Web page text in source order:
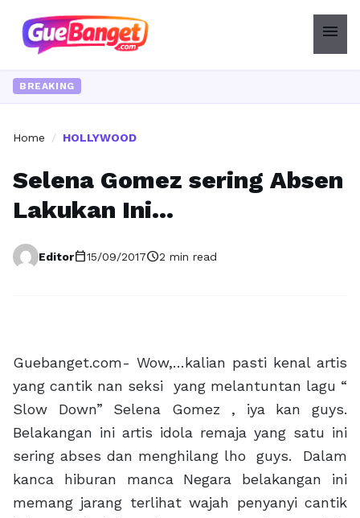
menu
BREAKING
Home / HOLLYWOOD
Selena Gomez sering Absen
Lakukan Ini…
Editorcalendar_today15/09/2017schedule2 min read
Guebanget.com- Wow,…kalian pasti kenal artis
yang cantik nan seksi yang melantuntan lagu “
Slow Down” Selena Gomez , iya kan guys.
Belakangan ini artis idola remaja yang satu ini
sering abses dan menghilang lho guys. Dalam
kanca hiburan manca Negara belakangan ini
memang jarang terlihat wajah penyanyi cantik